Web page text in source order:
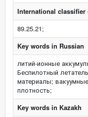
International classifier
89.25.21;
Key words in Russian
литий-ионные
Беспилотный
материалы;
плотность;
Key words in Kazakh